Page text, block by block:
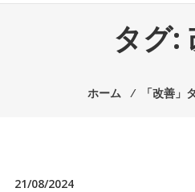
タグ:
ホーム ⁄ 「改善」
21/08/2024